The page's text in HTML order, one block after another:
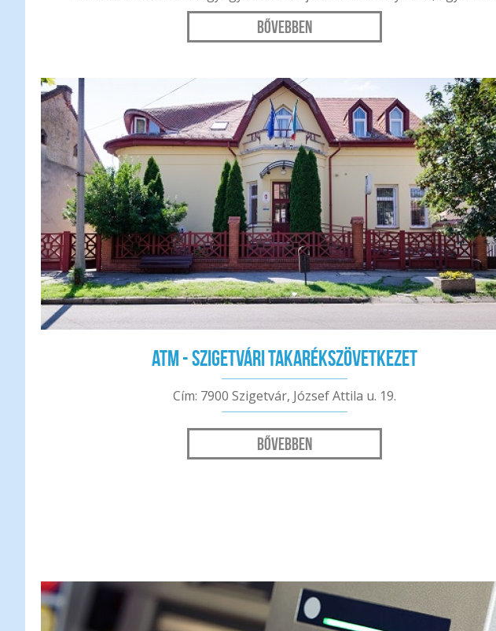
Bővebben
ATM - Szigetvári Takarékszövetkezet
Cím: 7900 Szigetvár, József Attila u. 19.
Bővebben